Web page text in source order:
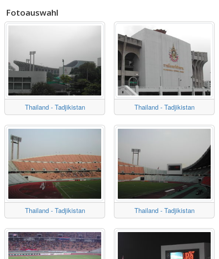
Fotoauswahl
Thailand - Tadjikistan Thailand - Tadjikistan
Thailand - Tadjikistan Thailand - Tadjikistan